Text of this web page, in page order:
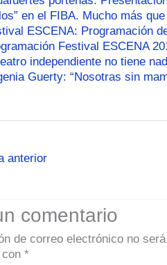
en el FIBA. Mucho más
ESCENA: Programación
Festival ESCENA
independiente no tiene
Guerty: “Nosotras sin
anterior
comentario
de correo electrónico no
*